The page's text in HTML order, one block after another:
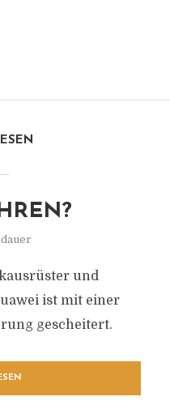
und
ist mit einer
gescheitert.